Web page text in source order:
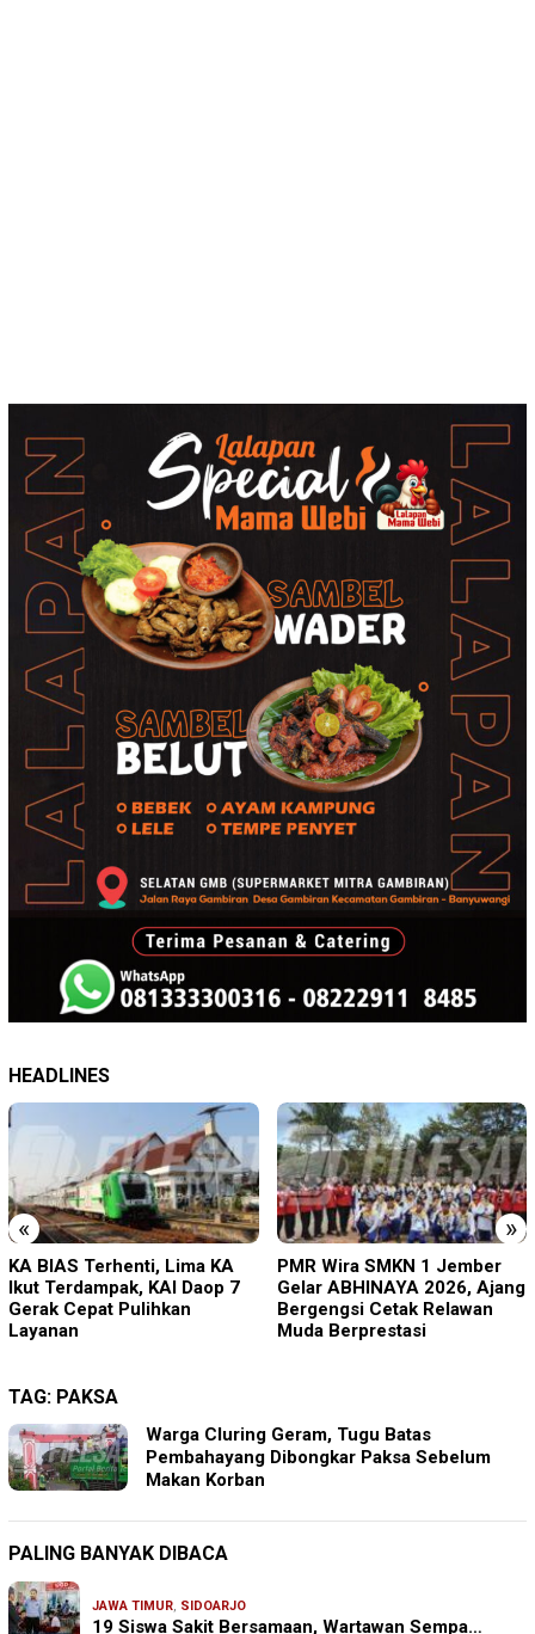
HEADLINES
« »
PMR Wira SMKN 1 Jember
Gelar ABHINAYA 2026, Ajang
Bergengsi Cetak Relawan
Muda Berprestasi
Imigrasi Ponorogo Deportasi
Satu WN Tiongkok
Salahgunakan Ijin Tinggal
TAG: PAKSA
Warga Cluring Geram, Tugu Batas
Pembahayang Dibongkar Paksa Sebelum
Makan Korban
PALING BANYAK DIBACA
JAWA TIMUR, SIDOARJO
19 Siswa Sakit Bersamaan, Wartawan Sempa…